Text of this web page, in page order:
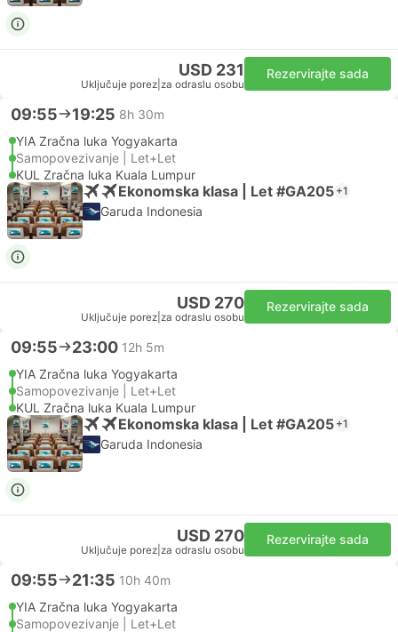
USD 231
Uključuje porez za odraslu osobu
Rezervirajte sada
09:55 19:25 8h 30m
YIA Zračna luka Yogyakarta
Samopovezivanje | Let+Let
KUL Zračna luka Kuala Lumpur
Ekonomska klasa | Let #GA205 +1
Garuda Indonesia
USD 270
Uključuje porez za odraslu osobu
Rezervirajte sada
09:55 23:00 12h 5m
YIA Zračna luka Yogyakarta
Samopovezivanje | Let+Let
KUL Zračna luka Kuala Lumpur
Ekonomska klasa | Let #GA205 +1
Garuda Indonesia
USD 270
Uključuje porez za odraslu osobu
Rezervirajte sada
09:55 21:35 10h 40m
YIA Zračna luka Yogyakarta
Samopovezivanje | Let+Let